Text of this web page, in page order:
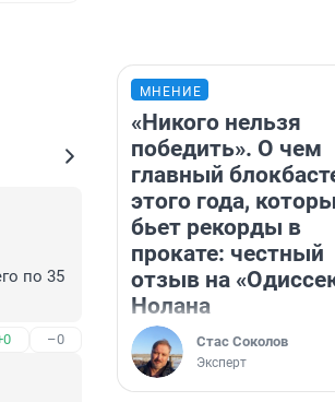
по 35
–0
МНЕНИЕ
«Никого нельзя
победить». О чем
главный
этого года,
бьет рекорды в
прокате: честный
отзыв на
Нолана
Стас Соколов
Эксперт